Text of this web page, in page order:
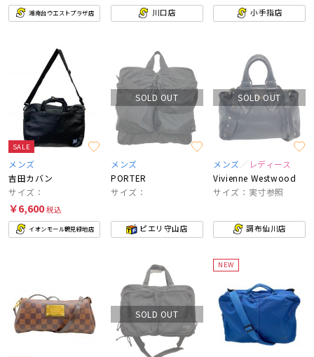
湘南台ウエストプラザ店
川口店
小手指店
SALE
メンズ
吉田カバン
サイズ：
￥6,600税込
イオンモール鶴見緑地店
SOLD OUT
メンズ
PORTER
サイズ：
ピエリ守山店
SOLD OUT
メンズ
レディース
Vivienne Westwood
サイズ：実寸参照
調布仙川店
SOLD OUT
NEW